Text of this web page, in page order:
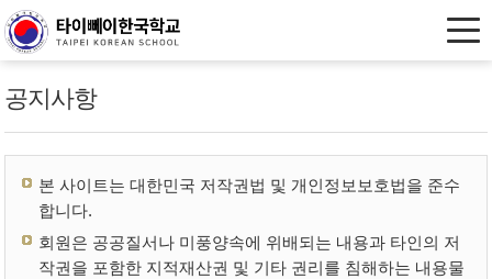
공지사항
본 사이트는 대한민국 저작권법 및 개인정보보호법을 준수
합니다.
회원은 공공질서나 미풍양속에 위배되는 내용과 타인의 저
작권을 포함한 지적재산권 및 기타 권리를 침해하는 내용물